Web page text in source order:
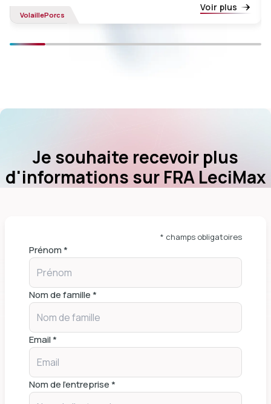
Voir plus
VolaillePorcs
Je souhaite recevoir plus
d'informations sur FRA LeciMax
* champs obligatoires
Prénom *
Nom de famille *
Email *
Nom de l'entreprise *